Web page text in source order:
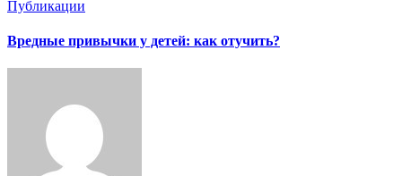
Публикации
Вредные привычки у детей: как отучить?